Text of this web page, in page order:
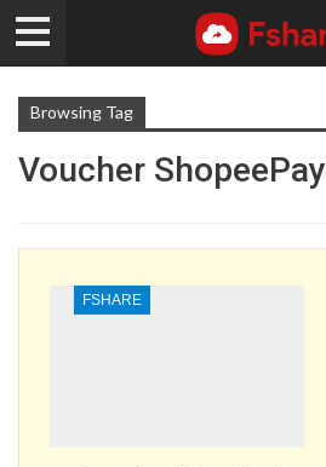
Browsing Tag
Voucher ShopeePay
FSHARE